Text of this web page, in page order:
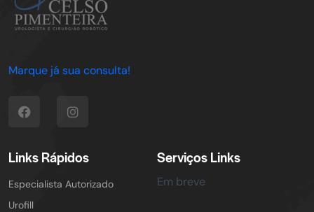
Marque já sua consulta!
Links Rápidos
Especialista Autorizado
Urofill
Serviços Links
Em breve